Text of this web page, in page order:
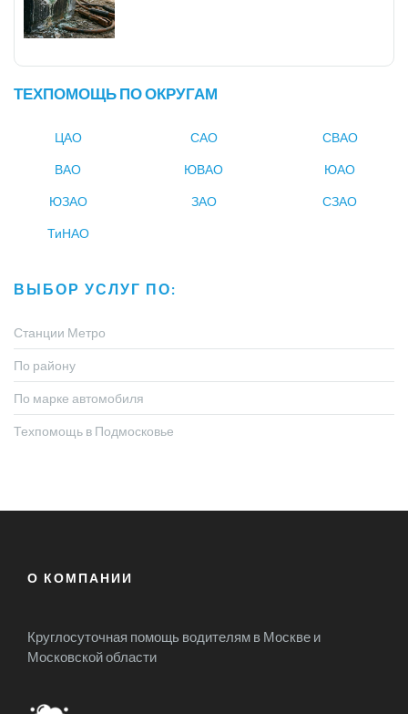
ТЕХПОМОЩЬ ПО ОКРУГАМ
ЦАО САО СВАО
ВАО ЮВАО ЮАО
ЮЗАО ЗАО СЗАО
ТиНАО
ВЫБОР УСЛУГ ПО:
Станции Метро
По району
По марке автомобиля
Техпомощь в Подмосковье
О КОМПАНИИ
Круглосуточная помощь водителям в Москве и
Московской области